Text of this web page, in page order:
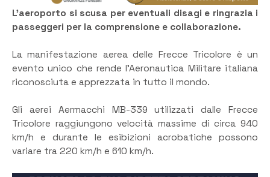
L’aeroporto si scusa per eventuali disagi e ringrazia i
passeggeri per la comprensione e collaborazione.
La manifestazione aerea delle Frecce Tricolore è un
evento unico che rende l’Aeronautica Militare italiana
riconosciuta e apprezzata in tutto il mondo.
Gli aerei Aermacchi MB-339 utilizzati dalle Frecce
Tricolore raggiungono velocità massime di circa 940
km/h e durante le esibizioni acrobatiche possono
variare tra 220 km/h e 610 km/h.